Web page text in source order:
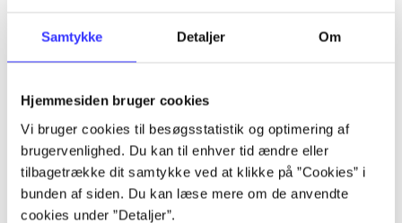
Samtykke Detaljer Om
Hjemmesiden bruger cookies
Vi bruger cookies til besøgsstatistik og optimering af
brugervenlighed. Du kan til enhver tid ændre eller
tilbagetrække dit samtykke ved at klikke på ”Cookies” i
bunden af siden. Du kan læse mere om de anvendte
cookies under ”Detaljer”.
Artiklen er en del af
lorem ipsum dolor sit amet ...
Tidsskrift
Artiklerne i handler ofte om